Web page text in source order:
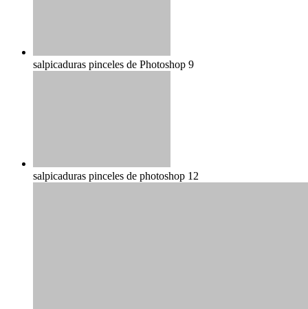
salpicaduras pinceles de Photoshop 9
salpicaduras pinceles de photoshop 12